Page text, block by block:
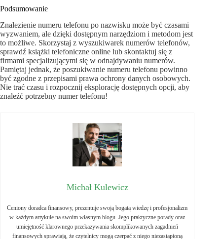
Podsumowanie
Znalezienie numeru telefonu po nazwisku może być czasami
wyzwaniem, ale dzięki dostępnym narzędziom i metodom jest
to możliwe. Skorzystaj z wyszukiwarek numerów telefonów,
sprawdź książki telefoniczne online lub skontaktuj się z
firmami specjalizującymi się w odnajdywaniu numerów.
Pamiętaj jednak, że poszukiwanie numeru telefonu powinno
być zgodne z przepisami prawa ochrony danych osobowych.
Nie trać czasu i rozpocznij eksplorację dostępnych opcji, aby
znaleźć potrzebny numer telefonu!
Michał Kulewicz
Ceniony doradca finansowy, prezentuje swoją bogatą wiedzę i profesjonalizm
w każdym artykule na swoim własnym blogu. Jego praktyczne porady oraz
umiejętność klarownego przekazywania skomplikowanych zagadnień
finansowych sprawiają, że czytelnicy mogą czerpać z niego niezastąpioną